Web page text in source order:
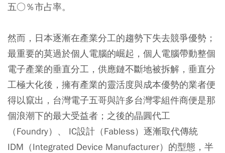
五○％市占率。
然而，日本逐漸在產業分工的趨勢下失去競爭優勢；
最重要的莫過於個人電腦的崛起，個人電腦帶動整個
電子產業的垂直分工，供應鏈不斷地被拆解，垂直分
工極大化後，擁有產業的靈活度與成本優勢的業者便
得以竄出，台灣電子五哥與許多台灣零組件商便是那
個浪潮下的最大受益者；之後的晶圓代工
（Foundry）、 IC設計（Fabless）逐漸取代傳統
IDM（Integrated Device Manufacturer）的型態，半